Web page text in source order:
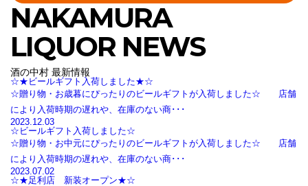
NAKAMURA
LIQUOR NEWS
酒の中村 最新情報
☆★ビールギフト入荷しました★☆
☆贈り物・お歳暮にぴったりのビールギフトが入荷しました☆ 店舗
により入荷時期の遅れや、在庫のない商･･･
2023.12.03
☆ビールギフト入荷しました☆
☆贈り物・お中元にぴったりのビールギフトが入荷しました☆ 店舗
により入荷時期の遅れや、在庫のない商･･･
2023.07.02
☆★足利店 新装オープン★☆